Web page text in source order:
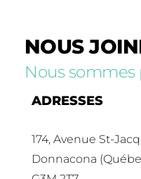
NOUS
Nous sommes
ADRESSES
174, Avenue St-
Donnacona